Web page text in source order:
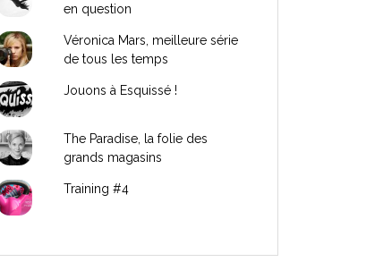
en question
Véronica Mars, meilleure série
de tous les temps
Jouons à Esquissé !
The Paradise, la folie des
grands magasins
Training #4